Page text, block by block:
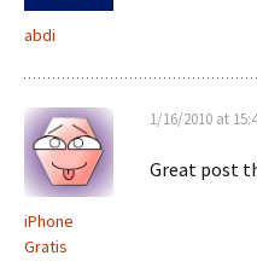
abdi
iPhone
Gratis
1/16/2010 at
Great post